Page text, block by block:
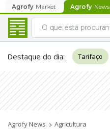
Agrofy Market Agrofy News
Destaque do dia: Tarifaço
Agrofy News Agricultura